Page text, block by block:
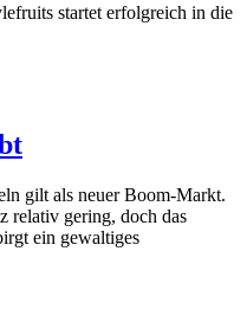
startet erfolgreich in die
gilt als neuer Boom-Markt.
relativ gering, doch das
ein gewaltiges